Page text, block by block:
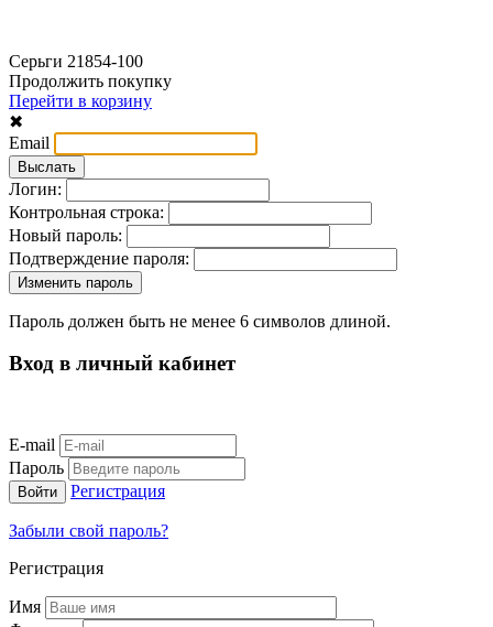
Серьги 21854-100
Продолжить покупку
Перейти в корзину
✖
Email
Логин:
Контрольная строка:
Новый пароль:
Подтверждение пароля:
Пароль должен быть не менее 6 символов длиной.
Вход в личный кабинет
E-mail
Пароль
Регистрация
Забыли свой пароль?
Регистрация
Имя